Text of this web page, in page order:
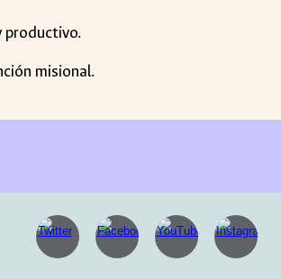
productivo.
misional.